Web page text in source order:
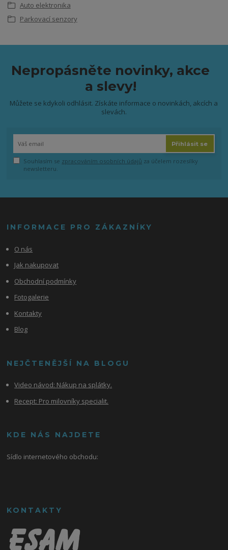
Auto elektronika
Parkovací senzory
Nepropásněte novinky, akce
a slevy!
Můžete se kdykoli odhlásit. Získáte informace o novinkách, akcích a
slevách.
Přihlásit se
Souhlasím se zpracováním osobních údajů za účelem rozesílky
newsletteru.
INFORMACE PRO ZÁKAZNÍKY
O nás
Jak nakupovat
Obchodní podmínky
Fotogalerie
Kontakty
Blog
NEJČTENĚJŠÍ NA BLOGU
Video návod: Nákup na splátky.
Recept: Pro milovníky specialit.
KDE NÁS NAJDETE
Sídlo internetového obchodu:
KONTAKTY